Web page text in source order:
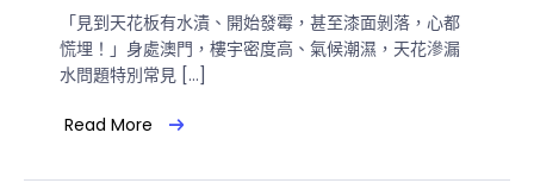
「見到天花板有水漬、開始發霉，甚至漆面剝落，心都
慌埋！」身處澳門，樓宇密度高、氣候潮濕，天花滲漏
水問題特別常見 […]
Read More